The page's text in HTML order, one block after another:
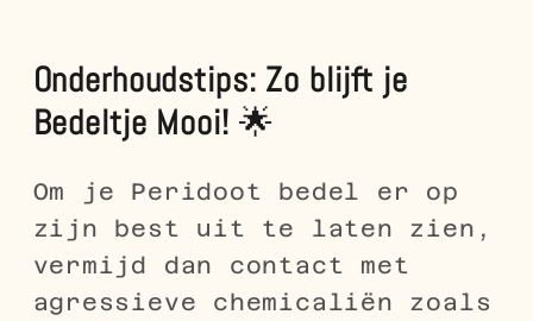
Onderhoudstips: Zo blijft je
Bedeltje Mooi! 🌟
Om je Peridoot bedel er op
zijn best uit te laten zien,
vermijd dan contact met
agressieve chemicaliën zoals